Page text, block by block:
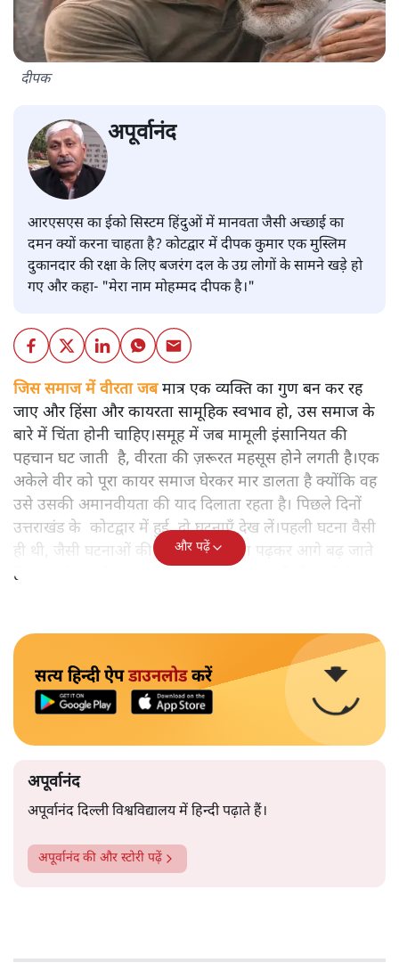
दीपक
अपूर्वानंद
आरएसएस का ईको सिस्टम हिंदुओं में मानवता जैसी अच्छाई का
दमन क्यों करना चाहता है? कोटद्वार में दीपक कुमार एक मुस्लिम
दुकानदार की रक्षा के लिए बजरंग दल के उग्र लोगों के सामने खड़े हो
गए और कहा- "मेरा नाम मोहम्मद दीपक है।"
जिस समाज में वीरता जबमात्र एक व्यक्ति का गुण बन कर रह
जाए और हिंसा और कायरता सामूहिक स्वभाव हो, उस समाज के
बारे में चिंता होनी चाहिए।समूह में जब मामूली इंसानियत की
पहचान घट जाती है, वीरता की ज़रूरत महसूस होने लगती है।एक
अकेले वीर को पूरा कायर समाज घेरकर मार डालता है क्योंकि वह
उसे उसकी अमानवीयता की याद दिलाता रहता है। पिछले दिनों
उत्तराखंड के कोटद्वार में हुई दो घटनाएँ देख लें।पहली घटना वैसी
ही थी, जैसी घटनाओं की खबर हम रोज़ाना पढ़कर आगे बढ़ जाते
हैं।भारत के तक़रीबन हर हिस्से से ऐसी खबर आती ही रहती है।
और पढ़ें
सत्य हिन्दी ऐपडाउनलोडकरें
अपूर्वानंद
अपूर्वानंद दिल्ली विश्वविद्यालय में हिन्दी पढ़ाते हैं।
अपूर्वानंदकी और स्टोरी पढ़ें